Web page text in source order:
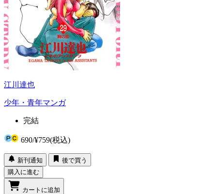
江川達也
少年・青年マンガ
完結
690/¥759(税込)
新刊通知
後で買う
購入に進む
カートに追加